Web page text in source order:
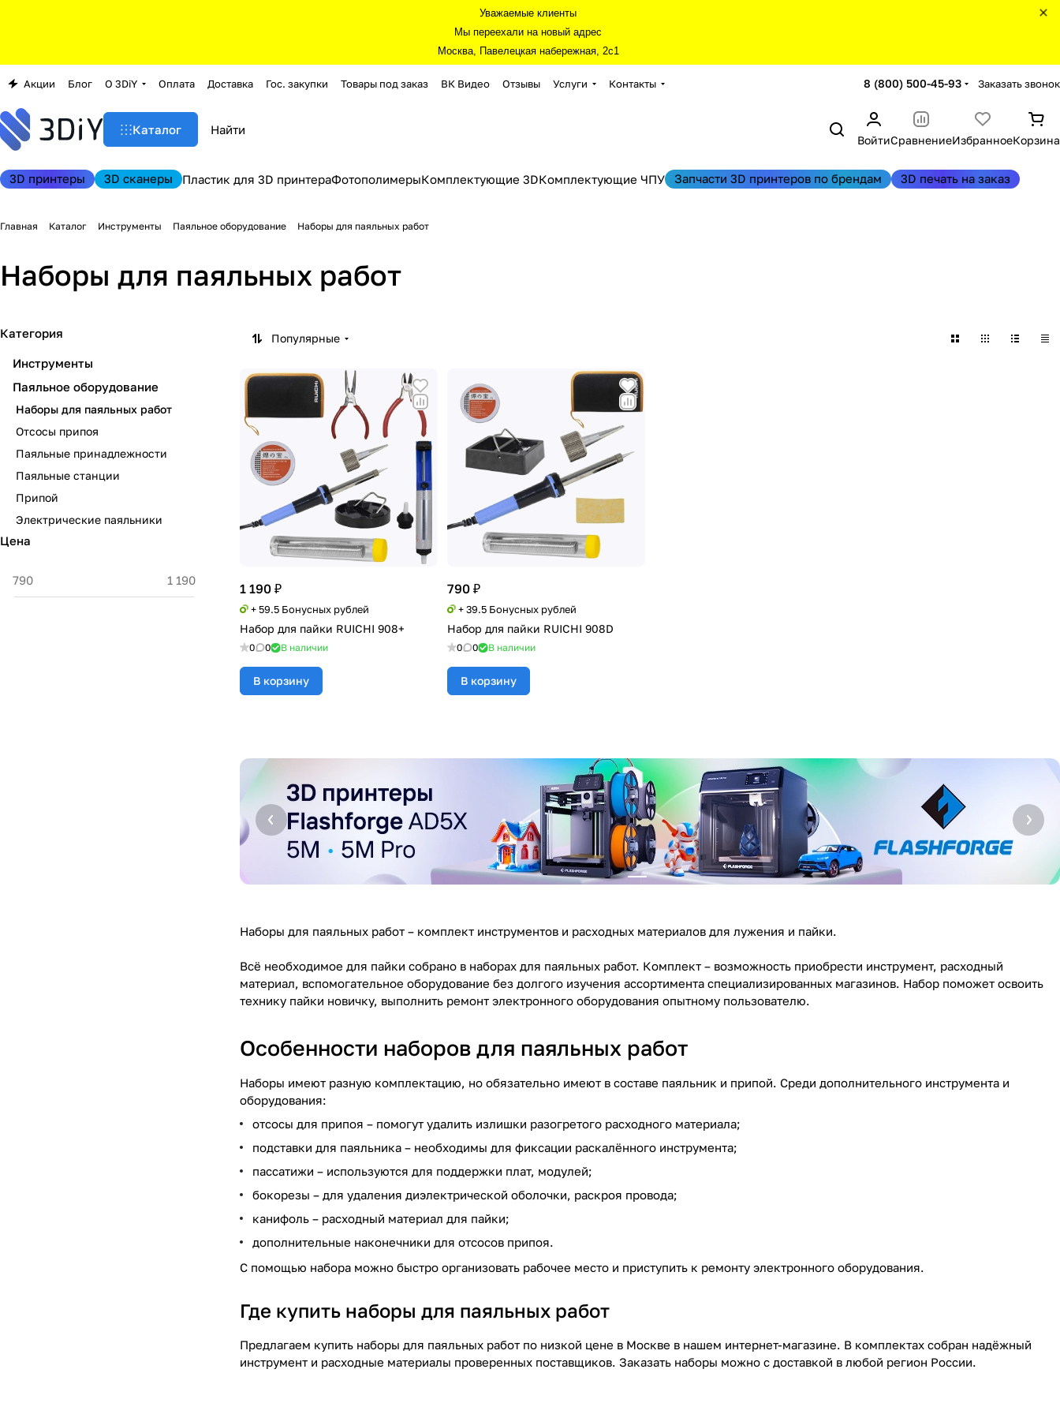
Уважаемые клиенты
Мы переехали на новый адрес
Москва, Павелецкая набережная, 2с1
Акции Блог О 3DiY Оплата Доставка Гос. закупки Товары под заказ ВК Видео Отзывы Услуги Контакты 8 (800) 500-45-93 Заказать звонок
Каталог
ВойтиСравнениеИзбранноеКорзина
3D принтеры 3D сканеры Пластик для 3D принтераФотополимерыКомплектующие 3DКомплектующие ЧПУ Запчасти 3D принтеров по брендам 3D печать на заказ
Главная Каталог Инструменты Паяльное оборудование Наборы для паяльных работ
Наборы для паяльных работ
Популярные
1 190 ₽
+ 59.5 Бонусных рублей
Набор для пайки RUICHI 908+
0 0 В наличии
В корзину
790 ₽
+ 39.5 Бонусных рублей
Набор для пайки RUICHI 908D
0 0 В наличии
В корзину
Наборы для паяльных работ – комплект инструментов и расходных материалов для лужения и пайки.
Всё необходимое для пайки собрано в наборах для паяльных работ. Комплект – возможность приобрести инструмент, расходный
материал, вспомогательное оборудование без долгого изучения ассортимента специализированных магазинов. Набор поможет освоить
технику пайки новичку, выполнить ремонт электронного оборудования опытному пользователю.
Особенности наборов для паяльных работ
Наборы имеют разную комплектацию, но обязательно имеют в составе паяльник и припой. Среди дополнительного инструмента и
оборудования:
отсосы для припоя – помогут удалить излишки разогретого расходного материала;
подставки для паяльника – необходимы для фиксации раскалённого инструмента;
пассатижи – используются для поддержки плат, модулей;
бокорезы – для удаления диэлектрической оболочки, раскроя провода;
канифоль – расходный материал для пайки;
дополнительные наконечники для отсосов припоя.
С помощью набора можно быстро организовать рабочее место и приступить к ремонту электронного оборудования.
Где купить наборы для паяльных работ
Предлагаем купить наборы для паяльных работ по низкой цене в Москве в нашем интернет-магазине. В комплектах собран надёжный
инструмент и расходные материалы проверенных поставщиков. Заказать наборы можно с доставкой в любой регион России.
Категория
Инструменты
Паяльное оборудование
Наборы для паяльных работ
Отсосы припоя
Паяльные принадлежности
Паяльные станции
Припой
Электрические паяльники
Цена